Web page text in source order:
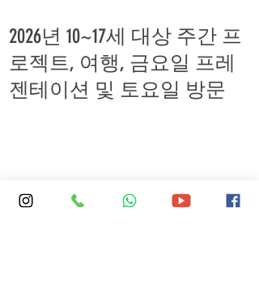
2026년 10~17세 대상 주간 프
로젝트, 여행, 금요일 프레
젠테이션 및 토요일 방문